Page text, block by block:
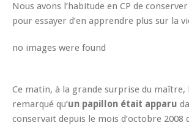
Nous avons l’habitude en CP de
pour essayer d’en apprendre plus sur la
no images were found
Ce matin, à la grande surprise du maître,
remarqué qu’un papillon était apparu
conservait depuis le mois d’octobre 2008